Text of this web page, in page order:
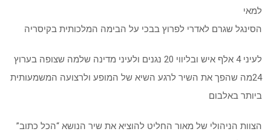
למאי
הסינגל שגרם לאדרי לפרוץ בבכי על הבימה המלכותית בקיסריה
לעיני 4 אלף איש ובליווי 20 נגנים ולעיני מדינה שלמה שצופה בערוץ
24מה שהפך את השיר לרגע השיא של המופע ולרצועה המשמעותית
ביותר באלבום
הצוות הניהולי של מאור החליט להוציא את שיר הנושא “הכל כתוב”